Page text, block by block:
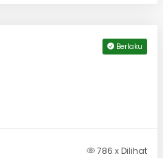
Berlaku
786 x Dilihat